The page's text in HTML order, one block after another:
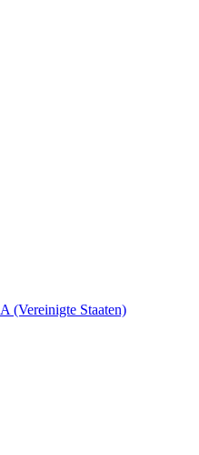
(Vereinigte Staaten)